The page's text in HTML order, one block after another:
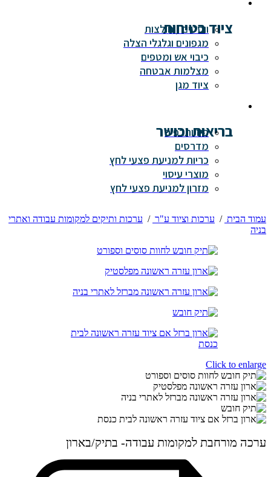
ציוד בטיחות
ווסטים / חולצות
מגפונים וגלגלי הצלה
כיבוי אש ומטפים
מצלמות אבטחה
ציוד מגן
בריאות וכושר
פיזיותרפיה
מדרסים
כריות למניעת פצעי לחץ
מוצרי עיסוי
מזרון למניעת פצעי לחץ
עמוד הבית / ערכות וציוד ע"ר / ערכות ותיקים למקומות עבודה ואתרי
בניה
Click to enlarge
ערכה מורחבת למקומות עבודה- בתיק/בארון